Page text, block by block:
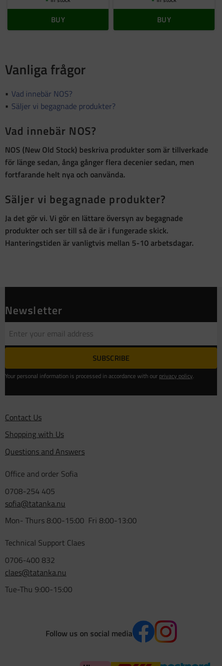
BUY BUY
Vanliga frågor
Vad innebär NOS?
Säljer vi begagnade produkter?
Vad innebär NOS?
NOS (New Old Stock) beskriva produkter som ärtillverkade
för länge sedan, ånga gånger flera decenier sedan, men
fortfarande helt nya och oanvända.
Säljer vi begagnade produkter?
Ja det gör vi. Vi gör en lättare översyn av begagnade
produkter och ser till så de är i fungerade skick.
Hanteringstiden är vanligtvis mellan 5-10 arbetsdagar.
Newsletter
SUBSCRIBE
Your personal information is processed in accordance with our privacy policy.
Contact Us
Shopping with Us
Questions and Answers
Office and order Sofia
0708-254 405
sofia@tatanka.nu
Mon- Thurs 8:00-15:00 Fri 8:00-13:00
Technical Support Claes
0706-400 832
claes@tatanka.nu
Tue-Thu 9:00-15:00
Follow us on social media